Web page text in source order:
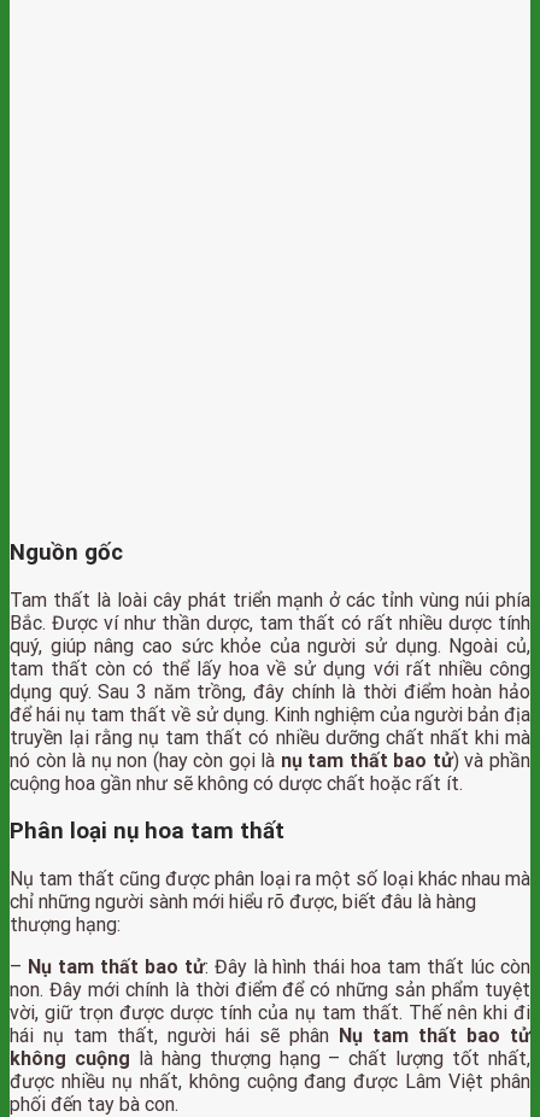
Nguồn gốc
Tam thất là loài cây phát triển mạnh ở các tỉnh vùng núi phía
Bắc. Được ví như thần dược, tam thất có rất nhiều dược tính
quý, giúp nâng cao sức khỏe của người sử dụng. Ngoài củ,
tam thất còn có thể lấy hoa về sử dụng với rất nhiều công
dụng quý. Sau 3 năm trồng, đây chính là thời điểm hoàn hảo
để hái nụ tam thất về sử dụng. Kinh nghiệm của người bản địa
truyền lại rằng nụ tam thất có nhiều dưỡng chất nhất khi mà
nó còn là nụ non (hay còn gọi là nụ tam thất bao tử) và phần
cuộng hoa gần như sẽ không có dược chất hoặc rất ít.
Phân loại nụ hoa tam thất
Nụ tam thất cũng được phân loại ra một số loại khác nhau mà
chỉ những người sành mới hiểu rõ được, biết đâu là hàng
thượng hạng:
– Nụ tam thất bao tử: Đây là hình thái hoa tam thất lúc còn
non. Đây mới chính là thời điểm để có những sản phẩm tuyệt
vời, giữ trọn được dược tính của nụ tam thất. Thế nên khi đi
hái nụ tam thất, người hái sẽ phân Nụ tam thất bao tử
không cuộng là hàng thượng hạng – chất lượng tốt nhất,
được nhiều nụ nhất, không cuộng đang được Lâm Việt phân
phối đến tay bà con.